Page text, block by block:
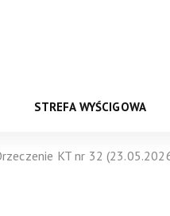
STREFA WYŚCIGOWA
KT nr 32